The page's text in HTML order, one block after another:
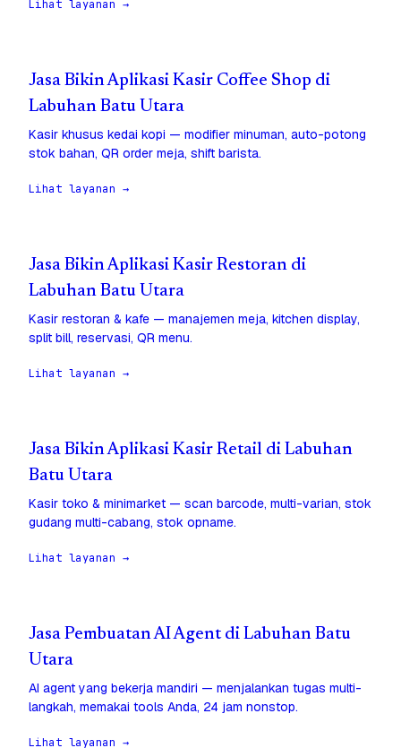
Lihat layanan →
Jasa Bikin Aplikasi Kasir Coffee Shop di
Labuhan Batu Utara
Kasir khusus kedai kopi — modifier minuman, auto-potong
stok bahan, QR order meja, shift barista.
Lihat layanan →
Jasa Bikin Aplikasi Kasir Restoran di
Labuhan Batu Utara
Kasir restoran & kafe — manajemen meja, kitchen display,
split bill, reservasi, QR menu.
Lihat layanan →
Jasa Bikin Aplikasi Kasir Retail di Labuhan
Batu Utara
Kasir toko & minimarket — scan barcode, multi-varian, stok
gudang multi-cabang, stok opname.
Lihat layanan →
Jasa Pembuatan AI Agent di Labuhan Batu
Utara
AI agent yang bekerja mandiri — menjalankan tugas multi-
langkah, memakai tools Anda, 24 jam nonstop.
Lihat layanan →